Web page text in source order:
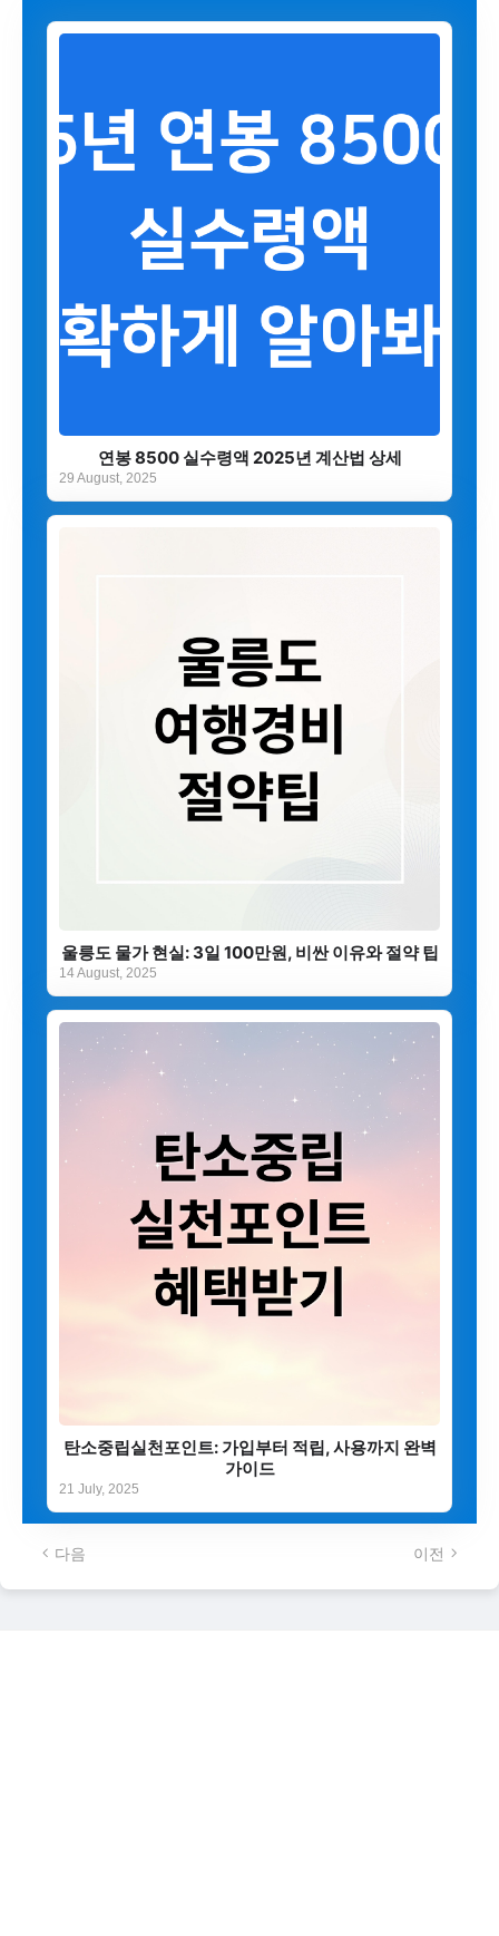
연봉 8500 실수령액 2025년 계산법 상세
29 August, 2025
울릉도 물가 현실: 3일 100만원, 비싼 이유와 절약 팁
14 August, 2025
탄소중립실천포인트: 가입부터 적립, 사용까지 완벽
가이드
21 July, 2025
다음 이전